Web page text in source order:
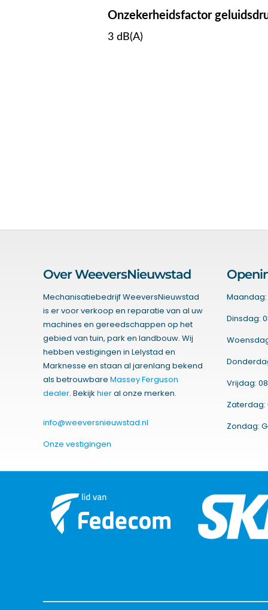
Onzekerheidsfactor
3 dB(A)
Over WeeversNieuwstad
Mechanisatiebedrijf WeeversNieuwstad
is er voor verkoop en reparatie van al uw
machines en gereedschappen op het
gebied van tuin, park en landbouw. Wij
hebben vestigingen in Lelystad en
Marknesse en staan al jarenlang bekend
als betrouwbare Massey Ferguson
dealer. Bekijkhieral onze merken.
info@weeversnieuwstad.nl
Onze vestigingen
Maandag:
Dinsdag:
Vrijdag:
Zaterdag:
Zondag: